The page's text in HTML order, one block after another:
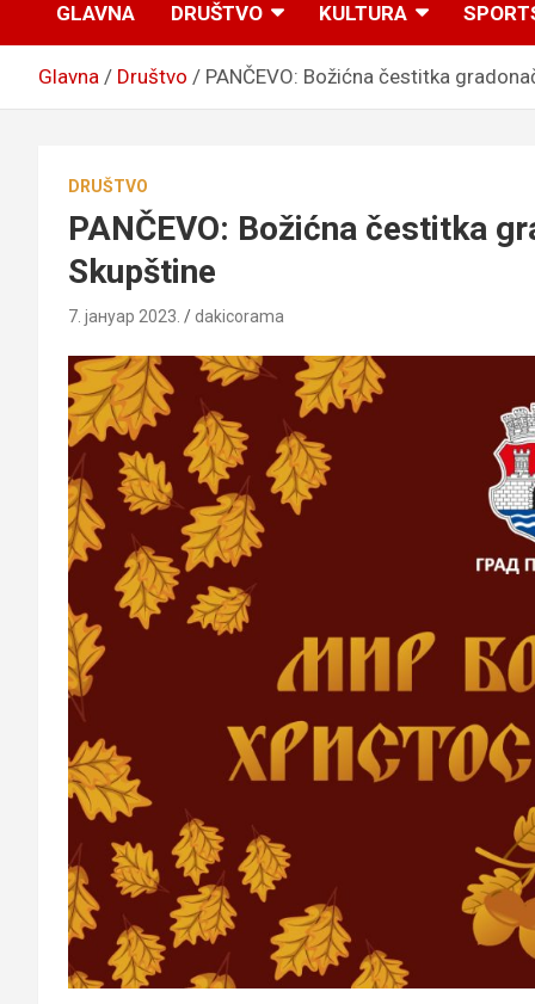
GLAVNA DRUŠTVO KULTURA
Glavna Društvo PANČEVO: Božićna čestitka
DRUŠTVO
PANČEVO: Božićna čestitka
Skupštine
7. јануар 2023. dakicorama